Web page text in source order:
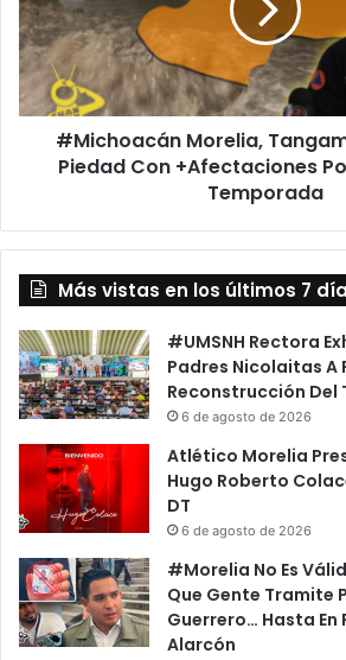
La
Piedad
Con
+Afectaciones
Por
Lluvias#Michoacán Morelia,
Piedad Con +Afectaciones
Temporada
Más vistas en los últimos 7
#UMSNH Rectora
Padres Nicolaitas A
Reconstrucción Del
6 de agosto de 2026
Atlético Morelia
Hugo Roberto
DT
6 de agosto de 2026
#Morelia No Es
Que Gente Tramite
Guerrero… Hasta
Alarcón